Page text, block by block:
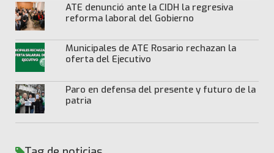
ATE denunció ante la CIDH la regresiva
reforma laboral del Gobierno
Municipales de ATE Rosario rechazan la
oferta del Ejecutivo
Paro en defensa del presente y futuro de la
patria